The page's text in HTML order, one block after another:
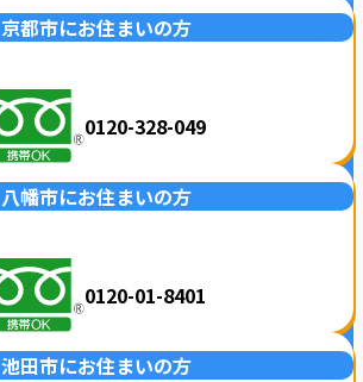
京都市にお住まいの方
0120-328-049
八幡市にお住まいの方
0120-01-8401
池田市にお住まいの方